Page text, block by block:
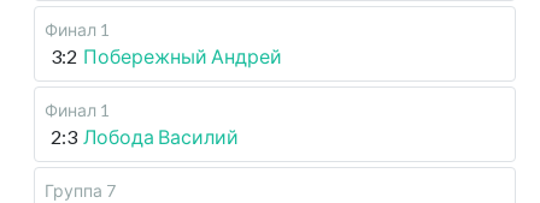
Финал 1
3:2 Побережный Андрей
Финал 1
2:3 Лобода Василий
Группа 7